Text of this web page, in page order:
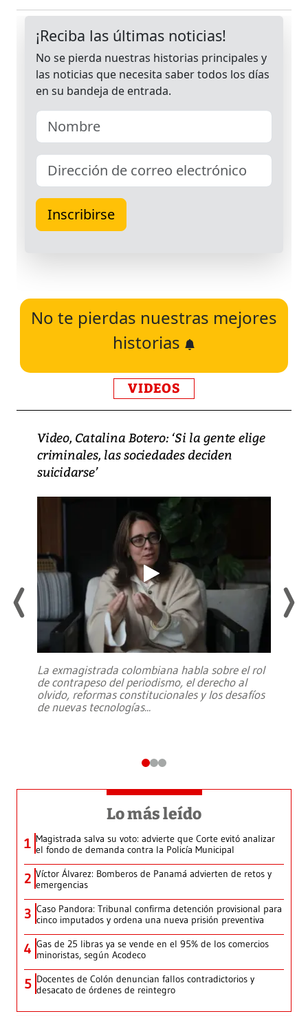
No te pierdas nuestras mejores
historias
VIDEOS
Video, Catalina Botero: ‘Si la gente elige
criminales, las sociedades deciden
suicidarse’
La exmagistrada colombiana habla sobre el rol
de contrapeso del periodismo, el derecho al
olvido, reformas constitucionales y los desafíos
de nuevas tecnologías...
Lo más leído
1 Magistrada salva su voto: advierte que Corte evitó analizar
el fondo de demanda contra la Policía Municipal
2 Víctor Álvarez: Bomberos de Panamá advierten de retos y
emergencias
3 Caso Pandora: Tribunal confirma detención provisional para
cinco imputados y ordena una nueva prisión preventiva
4 Gas de 25 libras ya se vende en el 95% de los comercios
minoristas, según Acodeco
5 Docentes de Colón denuncian fallos contradictorios y
desacato de órdenes de reintegro